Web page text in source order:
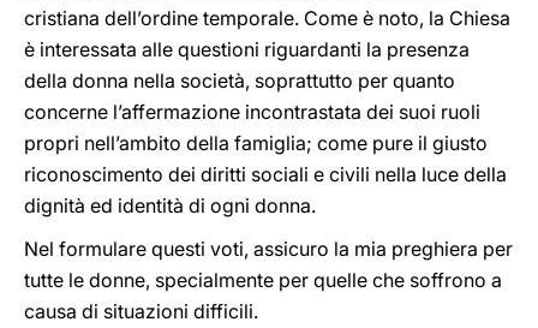
cristiana dell’ordine temporale. Come è noto, la Chiesa
è interessata alle questioni riguardanti la presenza
della donna nella società, soprattutto per quanto
concerne l’affermazione incontrastata dei suoi ruoli
propri nell’ambito della famiglia; come pure il giusto
riconoscimento dei diritti sociali e civili nella luce della
dignità ed identità di ogni donna.
Nel formulare questi voti, assicuro la mia preghiera per
tutte le donne, specialmente per quelle che soffrono a
causa di situazioni difficili.